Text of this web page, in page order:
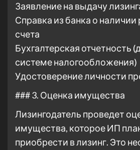
Заявление на выдачу
Справка из банка о наличии
счета
Бухгалтерская отчетность
системе налогообложения)
Удостоверение личности
### 3. Оценка имущества
Лизингодатель проведет
имущества, которое ИП
приобрести в лизинг. Это